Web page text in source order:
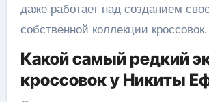
даже работает над созданием
собственной коллекции кроссовок.
Какой самый редкий
кроссовок у Никиты